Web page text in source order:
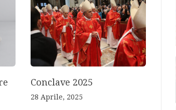
Conclave 2025
28 Aprile, 2025